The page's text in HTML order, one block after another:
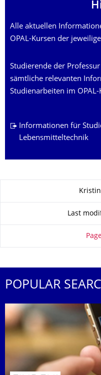
Alle aktuellen
OPAL-Kursen der
Studierende der
sämtliche relevanten
Studienarbeiten im OPAL-
Informationen für
Lebensmitteltechnik
About this page
Last
POPULAR